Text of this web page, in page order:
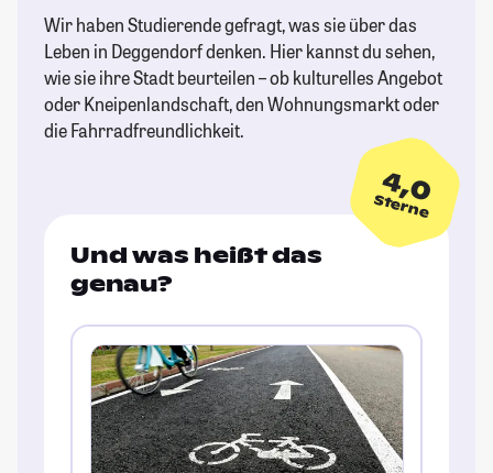
Wir haben Studierende gefragt, was sie über das
Leben in Deggendorf denken. Hier kannst du sehen,
wie sie ihre Stadt beurteilen – ob kulturelles Angebot
oder Kneipenlandschaft, den Wohnungsmarkt oder
die Fahrradfreundlichkeit.
4,0
Sterne
Und was heißt das
genau?